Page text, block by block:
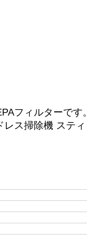
フィルターです。
ス掃除機 ステ